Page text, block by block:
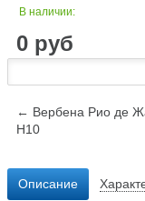
В наличии:
0 руб
← Вербена Рио де
Н10
Описание